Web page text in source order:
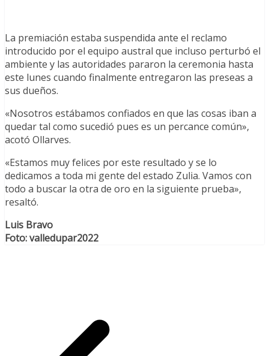
La premiación estaba suspendida ante el reclamo
introducido por el equipo austral que incluso perturbó el
ambiente y las autoridades pararon la ceremonia hasta
este lunes cuando finalmente entregaron las preseas a
sus dueños.
«Nosotros estábamos confiados en que las cosas iban a
quedar tal como sucedió pues es un percance común»,
acotó Ollarves.
«Estamos muy felices por este resultado y se lo
dedicamos a toda mi gente del estado Zulia. Vamos con
todo a buscar la otra de oro en la siguiente prueba»,
resaltó.
Luis Bravo
Foto: valledupar2022